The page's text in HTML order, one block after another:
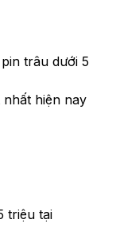
trâu dưới 5
hiện nay
triệu tại